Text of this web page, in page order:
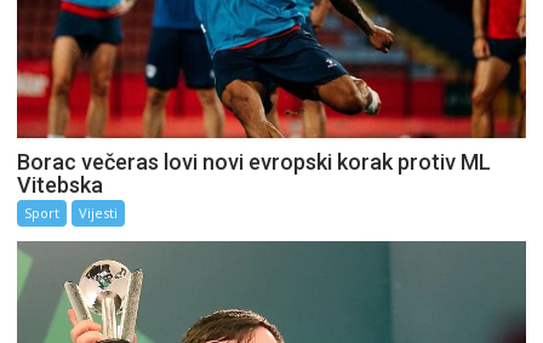
Borac večeras lovi novi evropski korak protiv ML
Vitebska
Sport Vijesti